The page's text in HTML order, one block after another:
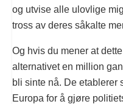
og utvise alle ulovlige
tross av deres såkalte
Og hvis du mener at
alternativet en million
bli sinte nå. De etablerer
Europa for å gjøre